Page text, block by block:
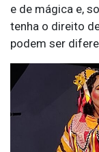
e de mágica e,
tenha o direito
podem ser